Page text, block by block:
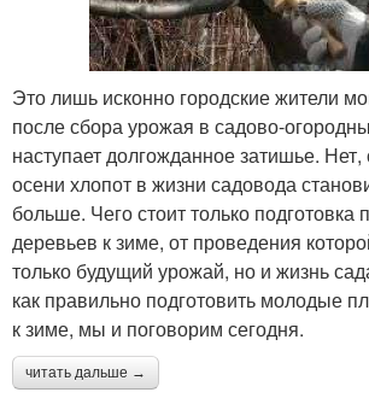
Это лишь исконно городские жители
после сбора урожая в садово-
наступает долгожданное затишье.
осени хлопот в жизни садовода
больше. Чего стоит только подготовка
деревьев к зиме, от проведения
только будущий урожай, но и жизнь
как правильно подготовить молодые
к зиме, мы и поговорим сегодня.
читать дальше →